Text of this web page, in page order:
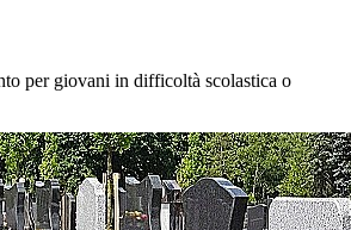
per giovani in difficoltà scolastica o